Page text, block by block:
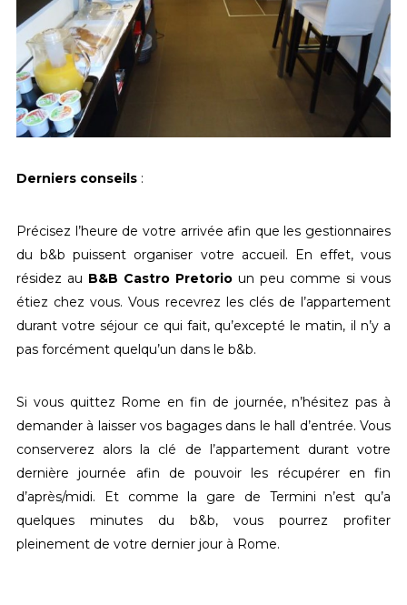
Derniers conseils :
Précisez l’heure de votre arrivée afin que les gestionnaires
du b&b puissent organiser votre accueil. En effet, vous
résidez au B&B Castro Pretorio un peu comme si vous
étiez chez vous. Vous recevrez les clés de l’appartement
durant votre séjour ce qui fait, qu’excepté le matin, il n’y a
pas forcément quelqu’un dans le b&b.
Si vous quittez Rome en fin de journée, n’hésitez pas à
demander à laisser vos bagages dans le hall d’entrée. Vous
conserverez alors la clé de l’appartement durant votre
dernière journée afin de pouvoir les récupérer en fin
d’après/midi. Et comme la gare de Termini n’est qu’a
quelques minutes du b&b, vous pourrez profiter
pleinement de votre dernier jour à Rome.